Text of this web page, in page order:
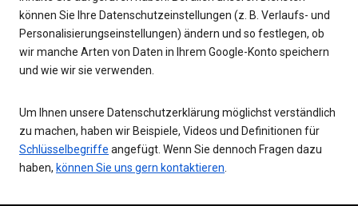
können Sie Ihre Datenschutzeinstellungen (z. B. Verlaufs- und
Personalisierungseinstellungen) ändern und so festlegen, ob
wir manche Arten von Daten in Ihrem Google-Konto speichern
und wie wir sie verwenden.
Um Ihnen unsere Datenschutzerklärung möglichst verständlich
zu machen, haben wir Beispiele, Videos und Definitionen für
Schlüsselbegriffe angefügt. Wenn Sie dennoch Fragen dazu
haben, können Sie uns gern kontaktieren